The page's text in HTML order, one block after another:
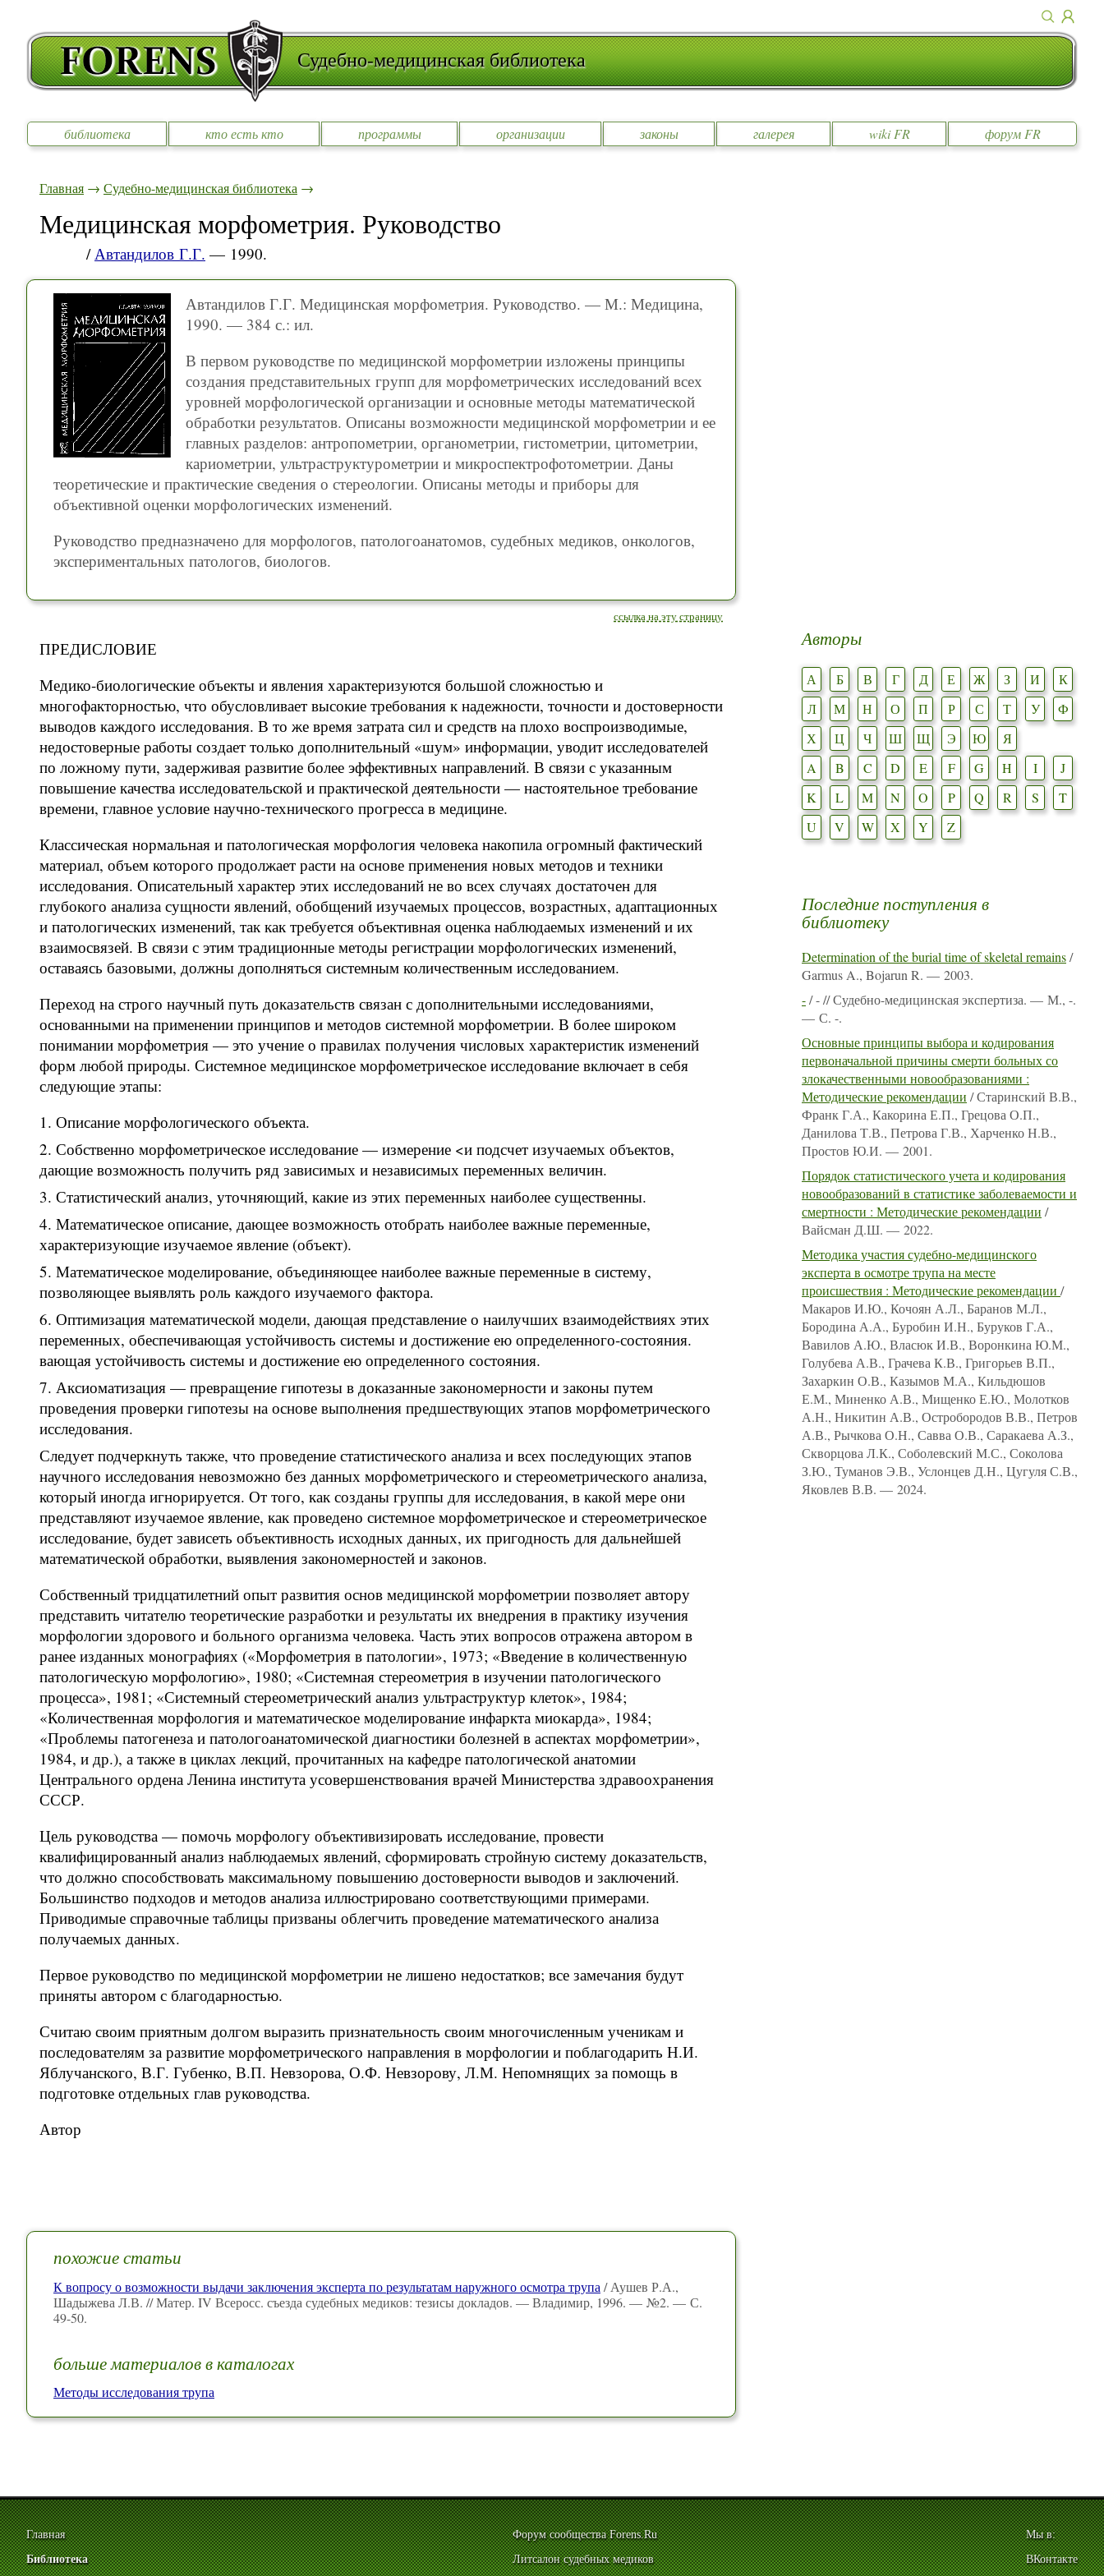
Судебно-медицинская библиотека
библиотека кто есть кто программы организации законы галерея wiki FR форум FR
Главная → Судебно-медицинская библиотека →
Медицинская морфометрия. Руководство
/Автандилов Г.Г. — 1990.
Автандилов Г.Г. Медицинская морфометрия. Руководство. — М.: Медицина,
1990. — 384 с.: ил.
В первом руководстве по медицинской морфометрии изложены принципы
создания представительных групп для морфометрических исследований всех
уровней морфологической организации и основные методы математической
обработки результатов. Описаны возможности медицинской морфометрии и ее
главных разделов: антропометрии, органометрии, гистометрии, цитометрии,
кариометрии, ультраструктурометрии и микроспектрофотометрии. Даны
теоретические и практические сведения о стереологии. Описаны методы и приборы для
объективной оценки морфологических изменений.
Руководство предназначено для морфологов, патологоанатомов, судебных медиков, онкологов,
экспериментальных патологов, биологов.
ссылка на эту страницу
ПРЕДИСЛОВИЕ
Медико-биологические объекты и явления характеризуются большой сложностью и
многофакторностью, что обусловливает высокие требования к надежности, точности и достоверности
выводов каждого исследования. В то же время затрата сил и средств на плохо воспроизводимые,
недостоверные работы создает только дополнительный «шум» информации, уводит исследователей
по ложному пути, задерживая развитие более эффективных направлений. В связи с указанным
повышение качества исследовательской и практической деятельности — настоятельное требование
времени, главное условие научно-технического прогресса в медицине.
Классическая нормальная и патологическая морфология человека накопила огромный фактический
материал, объем которого продолжает расти на основе применения новых методов и техники
исследования. Описательный характер этих исследований не во всех случаях достаточен для
глубокого анализа сущности явлений, обобщений изучаемых процессов, возрастных, адаптационных
и патологических изменений, так как требуется объективная оценка наблюдаемых изменений и их
взаимосвязей. В связи с этим традиционные методы регистрации морфологических изменений,
оставаясь базовыми, должны дополняться системным количественным исследованием.
Переход на строго научный путь доказательств связан с дополнительными исследованиями,
основанными на применении принципов и методов системной морфометрии. В более широком
понимании морфометрия — это учение о правилах получения числовых характеристик изменений
форм любой природы. Системное медицинское морфометрическое исследование включает в себя
следующие этапы:
Описание морфологического объекта.
Собственно морфометрическое исследование — измерение <и подсчет изучаемых объектов,
дающие возможность получить ряд зависимых и независимых переменных величин.
Статистический анализ, уточняющий, какие из этих переменных наиболее существенны.
Математическое описание, дающее возможность отобрать наиболее важные переменные,
характеризующие изучаемое явление (объект).
Математическое моделирование, объединяющее наиболее важные переменные в систему,
позволяющее выявлять роль каждого изучаемого фактора.
Оптимизация математической модели, дающая представление о наилучших взаимодействиях этих
переменных, обеспечивающая устойчивость системы и достижение ею определенного-состояния.
вающая устойчивость системы и достижение ею определенного состояния.
Аксиоматизация — превращение гипотезы в доказанные закономерности и законы путем
проведения проверки гипотезы на основе выполнения предшествующих этапов морфометрического
исследования.
Следует подчеркнуть также, что проведение статистического анализа и всех последующих этапов
научного исследования невозможно без данных морфометрического и стереометрического анализа,
который иногда игнорируется. От того, как созданы группы для исследования, в какой мере они
представляют изучаемое явление, как проведено системное морфометрическое и стереометрическое
исследование, будет зависеть объективность исходных данных, их пригодность для дальнейшей
математической обработки, выявления закономерностей и законов.
Собственный тридцатилетний опыт развития основ медицинской морфометрии позволяет автору
представить читателю теоретические разработки и результаты их внедрения в практику изучения
морфологии здорового и больного организма человека. Часть этих вопросов отражена автором в
ранее изданных монографиях («Морфометрия в патологии», 1973; «Введение в количественную
патологическую морфологию», 1980; «Системная стереометрия в изучении патологического
процесса», 1981; «Системный стереометрический анализ ультраструктур клеток», 1984;
«Количественная морфология и математическое моделирование инфаркта миокарда», 1984;
«Проблемы патогенеза и патологоанатомической диагностики болезней в аспектах морфометрии»,
1984, и др.), а также в циклах лекций, прочитанных на кафедре патологической анатомии
Центрального ордена Ленина института усовершенствования врачей Министерства здравоохранения
СССР.
Цель руководства — помочь морфологу объективизировать исследование, провести
квалифицированный анализ наблюдаемых явлений, сформировать стройную систему доказательств,
что должно способствовать максимальному повышению достоверности выводов и заключений.
Большинство подходов и методов анализа иллюстрировано соответствующими примерами.
Приводимые справочные таблицы призваны облегчить проведение математического анализа
получаемых данных.
Первое руководство по медицинской морфометрии не лишено недостатков; все замечания будут
приняты автором с благодарностью.
Считаю своим приятным долгом выразить признательность своим многочисленным ученикам и
последователям за развитие морфометрического направления в морфологии и поблагодарить Н.И.
Яблучанского, В.Г. Губенко, В.П. Невзорова, О.Ф. Невзорову, Л.М. Непомнящих за помощь в
подготовке отдельных глав руководства.
Автор
похожие статьи
К вопросу о возможности выдачи заключения эксперта по результатам наружного осмотра трупа / Аушев Р.А.,
Шадыжева Л.В. // Матер. IV Всеросс. съезда судебных медиков: тезисы докладов. — Владимир, 1996. — №2. — С.
49-50.
больше материалов в каталогах
Методы исследования трупа
Авторы
А Б В Г Д Е Ж З И
К
Л
М Н О П Р С Т У
Ф
Х
Ц Ч Ш Щ Э Ю
Я
A
B C D E F G H I
J
K
L M N O P Q R S
T
U
V W X Y Z
Последние поступления в
библиотеку
Determination of the burial time of skeletal remains/
Garmus A., Bojarun R. — 2003.
-/ - // Судебно-медицинская экспертиза. — М., -.
— С. -.
Основные принципы выбора и кодирования
первоначальной причины смерти больных со
злокачественными новообразованиями :
Методические рекомендации / Старинский В.В.,
Франк Г.А., Какорина Е.П., Грецова О.П.,
Данилова Т.В., Петрова Г.В., Харченко Н.В.,
Простов Ю.И. — 2001.
Порядок статистического учета и кодирования
новообразований в статистике заболеваемости и
смертности : Методические рекомендации /
Вайсман Д.Ш. — 2022.
Методика участия судебно-медицинского
эксперта в осмотре трупа на месте
происшествия : Методические рекомендации /
Макаров И.Ю., Кочоян А.Л., Баранов М.Л.,
Бородина А.А., Буробин И.Н., Буруков Г.А.,
Вавилов А.Ю., Власюк И.В., Воронкина Ю.М.,
Голубева А.В., Грачева К.В., Григорьев В.П.,
Захаркин О.В., Казымов М.А., Кильдюшов
Е.М., Миненко А.В., Мищенко Е.Ю., Молотков
А.Н., Никитин А.В., Остробородов В.В., Петров
А.В., Рычкова О.Н., Савва О.В., Саракаева А.З.,
Скворцова Л.К., Соболевский М.С., Соколова
З.Ю., Туманов Э.В., Услонцев Д.Н., Цугуля С.В.,
Яковлев В.В. — 2024.
Главная
Библиотека
Форум сообщества Forens.Ru
Литсалон судебных медиков
Мы в:
ВКонтакте